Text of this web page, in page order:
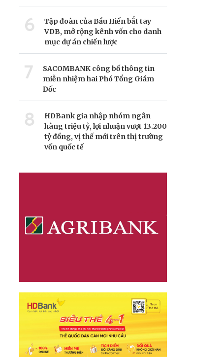
6
Tập đoàn của Bầu Hiển bắt tay
VDB, mở rộng kênh vốn cho danh
mục dự án chiến lược
7
SACOMBANK công bố thông tin
miễn nhiệm hai Phó Tổng Giám
Đốc
8
HDBank gia nhập nhóm ngân
hàng triệu tỷ, lợi nhuận vượt 13.200
tỷ đồng, vị thế mới trên thị trường
vốn quốc tế